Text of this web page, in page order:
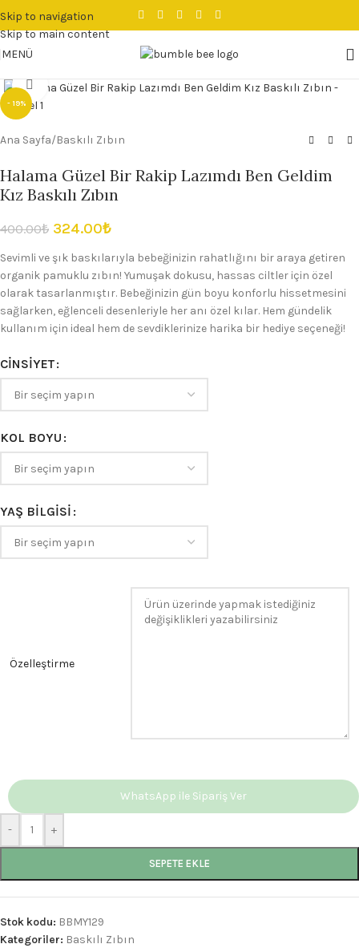
Skip to navigation
Skip to main content
MENÜ
- 19%
Büyütmek için tıklayın
Ana Sayfa/Baskılı Zıbın
Halama Güzel Bir Rakip Lazımdı Ben Geldim
Kız Baskılı Zıbın
400.00₺ 324.00₺
Sevimli ve şık baskılarıyla bebeğinizin rahatlığını bir araya getiren
organik pamuklu zıbın! Yumuşak dokusu, hassas ciltler için özel
olarak tasarlanmıştır. Bebeğinizin gün boyu konforlu hissetmesini
sağlarken, eğlenceli desenleriyle her anı özel kılar. Hem gündelik
kullanım için ideal hem de sevdiklerinize harika bir hediye seçeneği!
CINSIYET
KOL BOYU
YAŞ BILGISI
Özelleştirme
- +
SEPETE EKLE
WhatsApp ile Sipariş Ver
Stok kodu: BBMY129
Kategoriler: Baskılı Zıbın